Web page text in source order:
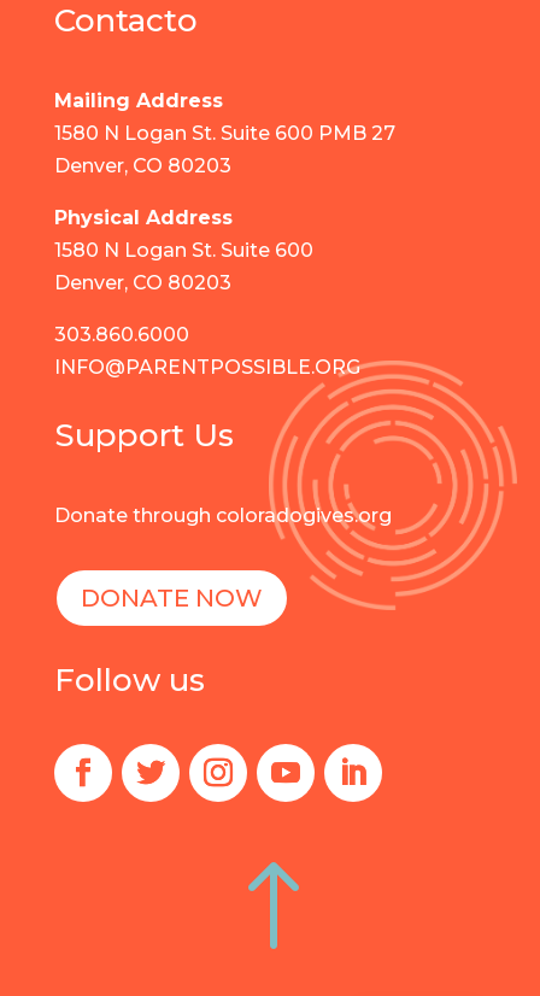
Contacto
Mailing Address
1580 N Logan St. Suite 600 PMB 27
Denver, CO 80203
Physical Address
1580 N Logan St. Suite 600
Denver, CO 80203
303.860.6000
INFO@PARENTPOSSIBLE.ORG
Support Us
Donate through coloradogives.org
DONATE NOW
Follow us
!